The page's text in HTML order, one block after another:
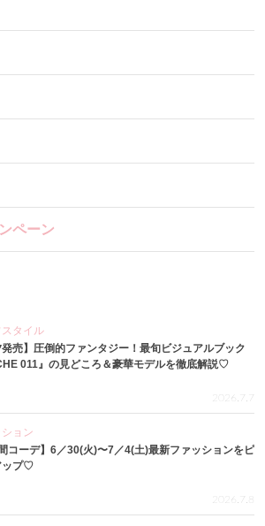
ペーン
タイル
発売】圧倒的ファンタジー！最旬ビジュアルブック
011』の見どころ＆豪華モデルを徹底解説♡
2026.7.7
ョン
間コーデ】6／30(火)〜7／4(土)最新ファッションをピ
ップ♡
2026.7.8